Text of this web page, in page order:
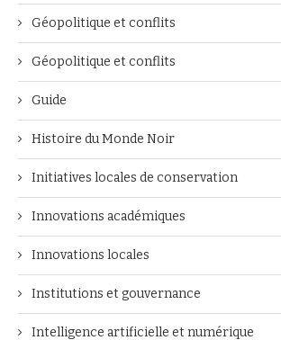
Géopolitique et conflits
Géopolitique et conflits
Guide
Histoire du Monde Noir
Initiatives locales de conservation
Innovations académiques
Innovations locales
Institutions et gouvernance
Intelligence artificielle et numérique